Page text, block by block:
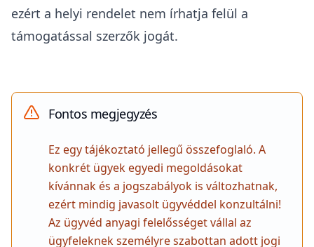
ezért a helyi rendelet nem írhatja felül a
támogatással szerzők jogát.
Fontos megjegyzés
Ez egy tájékoztató jellegű összefoglaló. A
konkrét ügyek egyedi megoldásokat
kívánnak és a jogszabályok is változhatnak,
ezért mindig javasolt ügyvéddel konzultálni!
Az ügyvéd anyagi felelősséget vállal az
ügyfeleknek személyre szabottan adott jogi